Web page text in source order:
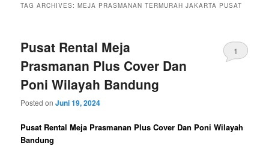
TAG ARCHIVES:MEJA PRASMANAN TERMURAH JAKARTA PUSAT
Pusat Rental Meja
Prasmanan Plus Cover Dan
Poni Wilayah Bandung
Posted onJuni 19, 2024
1
Pusat Rental Meja Prasmanan Plus Cover Dan Poni Wilayah
Bandung